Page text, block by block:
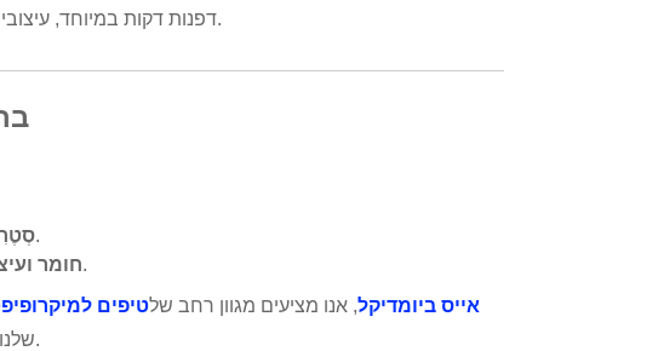
דפנות דקות במיוחד, עיצובים אוניברסליים להתאמה וכיול מדויק משקפים חידושים אלה.
6.
בחרו קצוות סטריליים עבור יישומים רגישים לזיהום.
חומרבחרו חומרים איכותיים לעמידות ועמידות בפני כימיקלים.
אייס ביומדיקל, אנו מציעים מגוון רחב שלטיפים
שלנו עוברים בדיקות קפדניות כדי להבטיח דיוק, בטיחות ואמינות.